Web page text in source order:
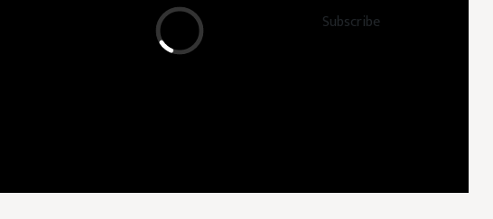
Subscribe